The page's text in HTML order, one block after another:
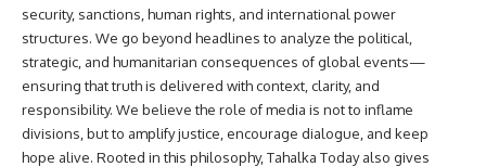
security, sanctions, human rights, and international power
structures. We go beyond headlines to analyze the political,
strategic, and humanitarian consequences of global events—
ensuring that truth is delivered with context, clarity, and
responsibility. We believe the role of media is not to inflame
divisions, but to amplify justice, encourage dialogue, and keep
hope alive. Rooted in this philosophy, Tahalka Today also gives